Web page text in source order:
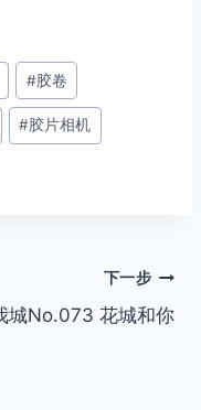
#胶卷
#胶片相机
下一步
城No.073 花城和你